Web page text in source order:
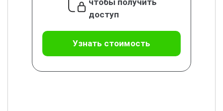
чтобы получить
доступ
Узнать стоимость